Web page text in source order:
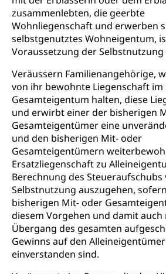
zusammenlebten, die geerbte
Wohnliegenschaft und erwerben
selbstgenutztes Wohneigentum,
Voraussetzung der
Veräussern Familienangehörige,
von ihr bewohnte Liegenschaft
Gesamteigentum halten, diese
und erwirbt einer der bisherigen
Gesamteigentümer eine
und den bisherigen Mit- oder
Gesamteigentümern
Ersatzliegenschaft zu
Berechnung des Steueraufschubs
Selbstnutzung auszugehen,
bisherigen Mit- oder
diesem Vorgehen und damit auch
Übergang des gesamten
Gewinns auf den Alleineigentümer
einverstanden sind.